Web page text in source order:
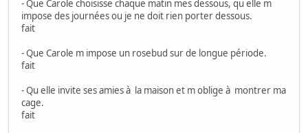
- Que Carole choisisse chaque matin mes dessous, qu elle m
impose des journées ou je ne doit rien porter dessous.
fait
- Que Carole m impose un rosebud sur de longue période.
fait
- Qu elle invite ses amies à la maison et m oblige à montrer ma
cage.
fait